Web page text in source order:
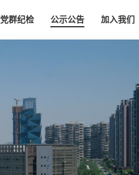
党群纪检 公示公告 加入我们